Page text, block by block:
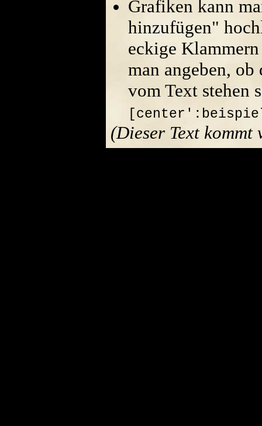
Grafiken kann
hinzufügen"
eckige
man angeben,
vom Text stehen
(Dieser Text kommt